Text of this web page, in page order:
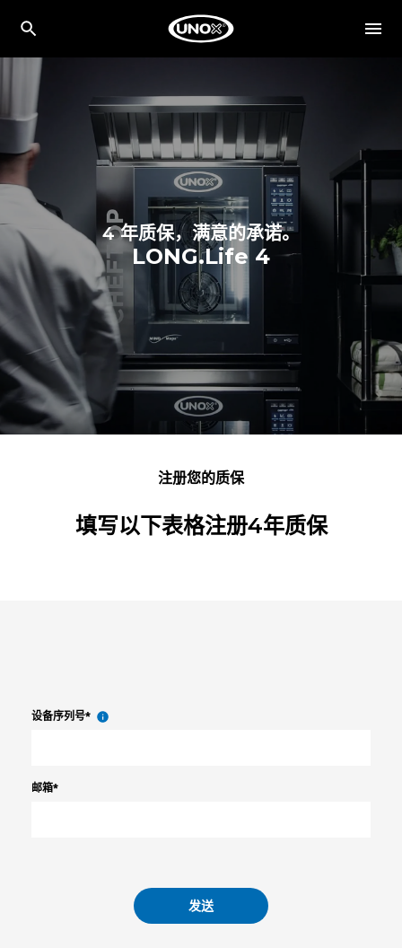
4 年质保，满意的承诺。
LONG.Life 4
注册您的质保
填写以下表格注册4年质保
设备序列号*
邮箱*
发送